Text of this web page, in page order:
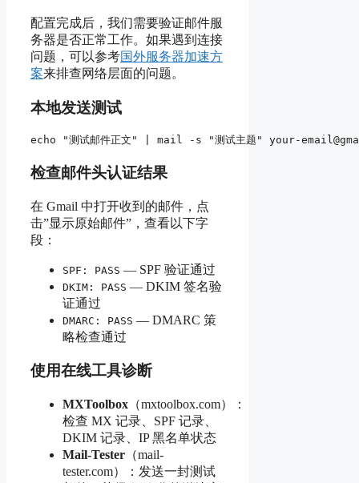
配置完成后，我们需要验证邮件服
务器是否正常工作。如果遇到连接
问题，可以参考国外服务器加速方
案来排查网络层面的问题。
本地发送测试
检查邮件头认证结果
在 Gmail 中打开收到的邮件，点
击”显示原始邮件”，查看以下字
段：
SPF: PASS — SPF 验证通过
DKIM: PASS — DKIM 签名验
证通过
DMARC: PASS — DMARC 策
略检查通过
使用在线工具诊断
MXToolbox （mxtoolbox.com）：
检查 MX 记录、SPF 记录、
DKIM 记录、IP 黑名单状态
Mail-Tester （mail-
tester.com）：发送一封测试